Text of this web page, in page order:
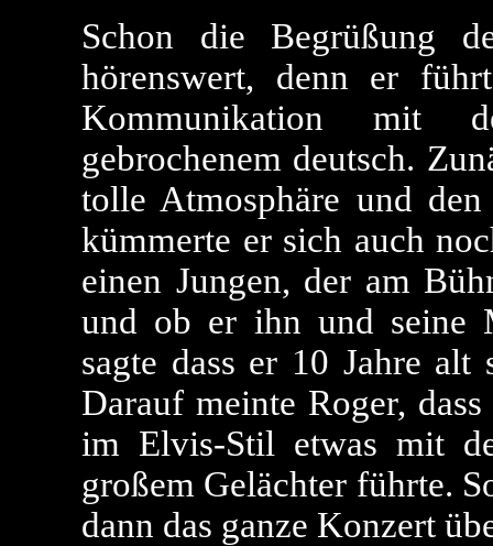
Schon die Begrüßung
hörenswert, denn er
Kommunikation mit
gebrochenem deutsch.
tolle Atmosphäre und
kümmerte er sich auch
einen Jungen, der am
und ob er ihn und seine
sagte dass er 10 Jahre
Darauf meinte Roger,
im Elvis-Stil etwas mit
großem Gelächter führte.
dann das ganze Konzert